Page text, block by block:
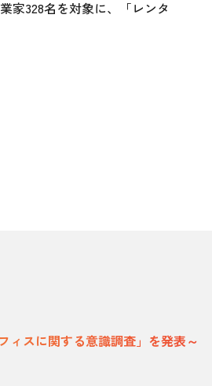
家328名を対象に、「レンタ
ィスに関する意識調査」を発表～